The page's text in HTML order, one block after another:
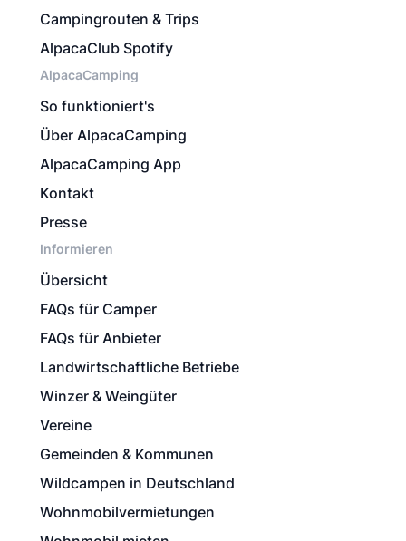
Campingrouten & Trips
AlpacaClub Spotify
AlpacaCamping
So funktioniert's
Über AlpacaCamping
AlpacaCamping App
Kontakt
Presse
Informieren
Übersicht
FAQs für Camper
FAQs für Anbieter
Landwirtschaftliche Betriebe
Winzer & Weingüter
Vereine
Gemeinden & Kommunen
Wildcampen in Deutschland
Wohnmobilvermietungen